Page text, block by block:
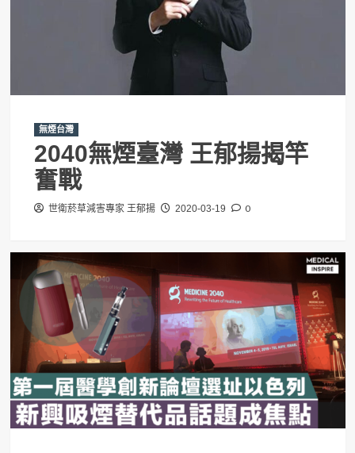
無煙台灣
2040無煙臺灣 王郁揚揭竿
奮戰
世衛菸草減害專家 王郁揚 2020-03-19 0